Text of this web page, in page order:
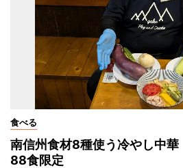
食べる
南信州食材8種使う冷やし中
88食限定